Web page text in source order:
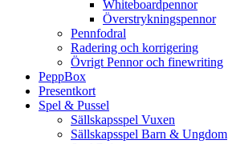
Whiteboardpennor
Överstrykningspennor
Pennfodral
Radering och korrigering
Övrigt Pennor och finewriting
PeppBox
Presentkort
Spel & Pussel
Sällskapsspel Vuxen
Sällskapsspel Barn & Ungdom